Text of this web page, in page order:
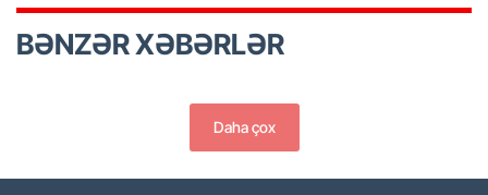
BƏNZƏR XƏBƏRLƏR
Daha çox